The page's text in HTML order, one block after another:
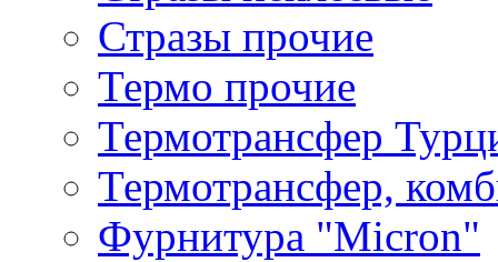
Стразы прочие
Термо прочие
Термотрансфер
Термотрансфер,
Фурнитура "Micron"